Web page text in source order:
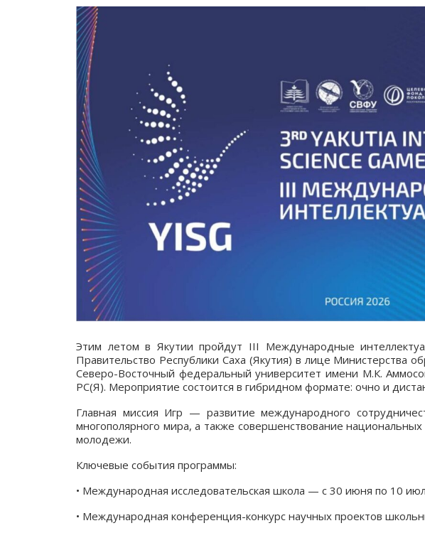
Этим летом в Якутии пройдут III Международные
Правительство Республики Саха (Якутия) в лице Министерства
Северо-Восточный федеральный университет имени М.К.
РС(Я). Мероприятие состоится в гибридном формате: очно и
Главная миссия Игр — развитие международного
многополярного мира, а также совершенствование
молодежи.
Ключевые события программы:
• Международная исследовательская школа — с 30 июня по 10
• Международная конференция-конкурс научных проектов